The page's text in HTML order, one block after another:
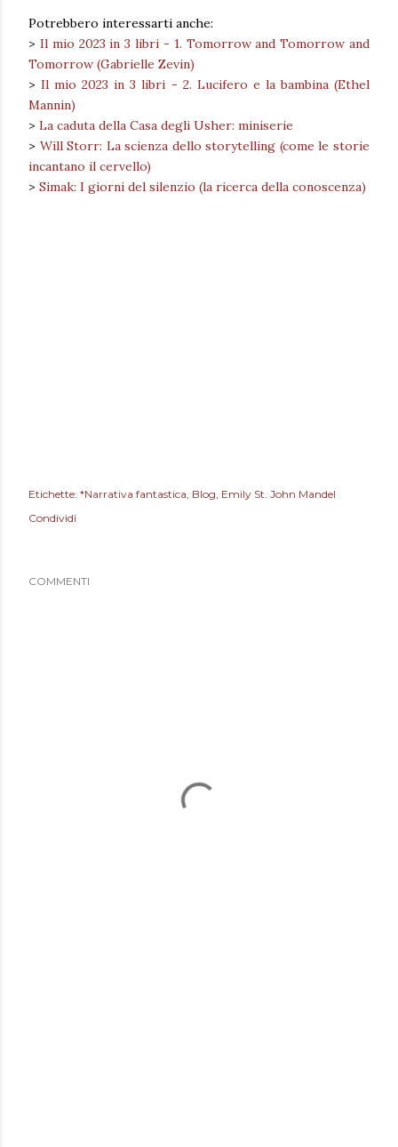
Potrebbero interessarti anche:
> Il mio 2023 in 3 libri - 1. Tomorrow and Tomorrow and
Tomorrow (Gabrielle Zevin)
>Il mio 2023 in 3 libri - 2. Lucifero e la bambina (Ethel
Mannin)
> La caduta della Casa degli Usher: miniserie
> Will Storr: La scienza dello storytelling (come le storie
incantano il cervello)
> Simak: I giorni del silenzio (la ricerca della conoscenza)
Etichette: *Narrativa fantastica Blog Emily St. John Mandel
Condividi
COMMENTI